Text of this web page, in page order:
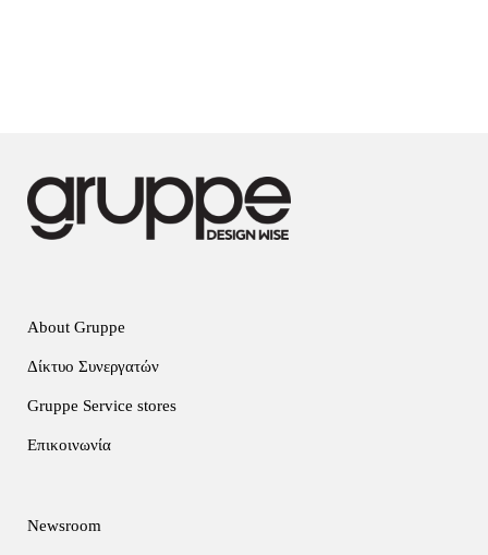
About Gruppe
Δίκτυο Συνεργατών
Gruppe Service stores
Επικοινωνία
Newsroom